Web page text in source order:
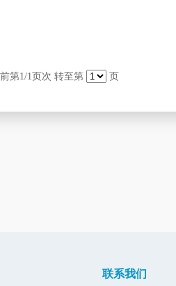
第1/1页次 转至第 页
联系我们